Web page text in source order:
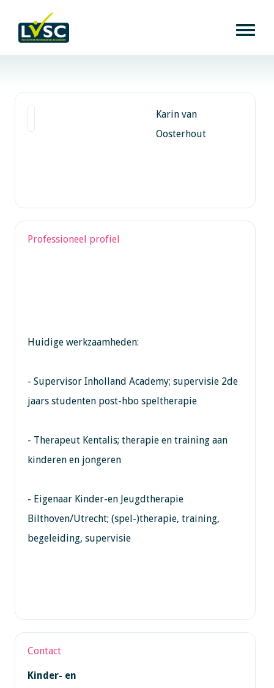
Karin van
Oosterhout
Professioneel profiel
Huidige werkzaamheden:
- Supervisor Inholland Academy; supervisie 2de
jaars studenten post-hbo speltherapie
- Therapeut Kentalis; therapie en training aan
kinderen en jongeren
- Eigenaar Kinder-en Jeugdtherapie
Bilthoven/Utrecht; (spel-)therapie, training,
begeleiding, supervisie
Contact
Kinder- en